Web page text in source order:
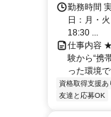
勤務時間
日：月・
18:30 ...
仕事内容
験から“携
った環境
資格取得支援あ
友達と応募OK